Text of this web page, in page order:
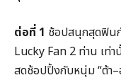
ต่อที่ 1 ช้อปสนุกสุดฟิน
Lucky Fan 2 ท่าน เท่
สดช้อปปิ้งกับหนุ่ม “ต้า